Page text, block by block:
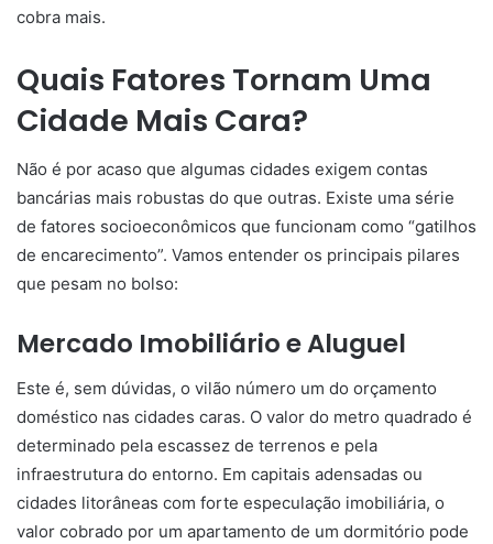
cobra mais.
Quais Fatores Tornam Uma
Cidade Mais Cara?
Não é por acaso que algumas cidades exigem contas
bancárias mais robustas do que outras. Existe uma série
de fatores socioeconômicos que funcionam como “gatilhos
de encarecimento”. Vamos entender os principais pilares
que pesam no bolso:
Mercado Imobiliário e Aluguel
Este é, sem dúvidas, o vilão número um do orçamento
doméstico nas cidades caras. O valor do metro quadrado é
determinado pela escassez de terrenos e pela
infraestrutura do entorno. Em capitais adensadas ou
cidades litorâneas com forte especulação imobiliária, o
valor cobrado por um apartamento de um dormitório pode